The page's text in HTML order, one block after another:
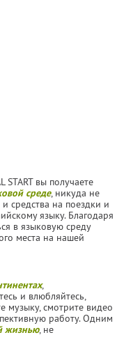
START вы получаете
среде, никуда не
средства на поездки и
языку. Благодаря
в языковую среду
места на нашей
,
и влюбляйтесь,
музыку, смотрите видео
работу. Одним
жизнью, не